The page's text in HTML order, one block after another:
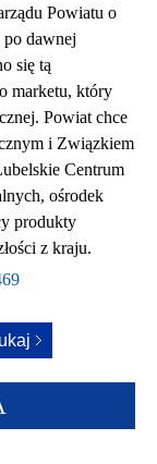
Powiatu o
dawnej
się tą
marketu, który
Powiat chce
i Związkiem
Centrum
ośrodek
produkty
z kraju.